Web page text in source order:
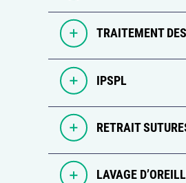
TRAITEMENT
IPSPL
RETRAIT
LAVAGE